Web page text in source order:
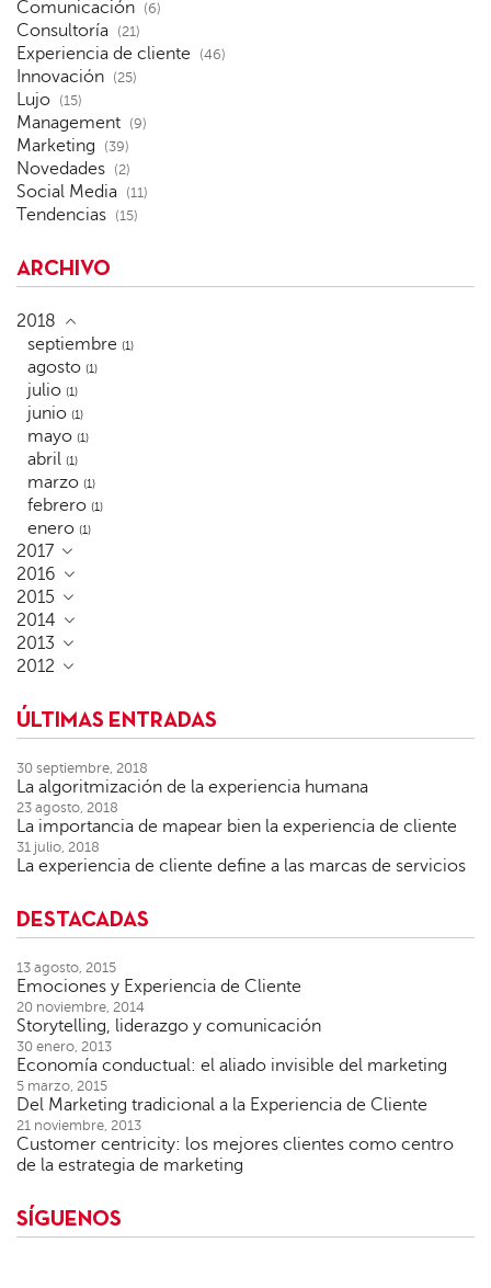
Comunicación (6)
Consultoría (21)
Experiencia de cliente (46)
Innovación (25)
Lujo (15)
Management (9)
Marketing (39)
Novedades (2)
Social Media (11)
Tendencias (15)
ARCHIVO
2018
septiembre (1)
agosto (1)
julio (1)
junio (1)
mayo (1)
abril (1)
marzo (1)
febrero (1)
enero (1)
2017
2016
2015
2014
2013
2012
ÚLTIMAS ENTRADAS
30 septiembre, 2018
La algoritmización de la experiencia humana
23 agosto, 2018
La importancia de mapear bien la experiencia de cliente
31 julio, 2018
La experiencia de cliente define a las marcas de servicios
DESTACADAS
13 agosto, 2015
Emociones y Experiencia de Cliente
20 noviembre, 2014
Storytelling, liderazgo y comunicación
30 enero, 2013
Economía conductual: el aliado invisible del marketing
5 marzo, 2015
Del Marketing tradicional a la Experiencia de Cliente
21 noviembre, 2013
Customer centricity: los mejores clientes como centro
de la estrategia de marketing
SÍGUENOS